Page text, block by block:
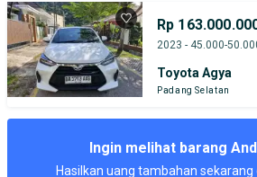
Rp
2023 - 45.000-
Toyota Agya
Padang Selatan
Ingin melihat barang
Hasilkan uang tambahan